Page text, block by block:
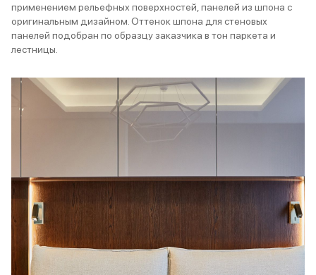
применением рельефных поверхностей, панелей из шпона с
оригинальным дизайном. Оттенок шпона для стеновых
панелей подобран по образцу заказчика в тон паркета и
лестницы.